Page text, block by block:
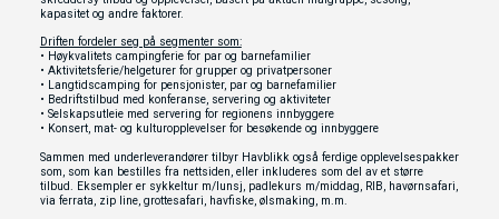
kapasitet og andre faktorer.
Driften fordeler seg på segmenter som:
• Høykvalitets campingferie for par og barnefamilier
• Aktivitetsferie/helgeturer for grupper og privatpersoner
• Langtidscamping for pensjonister, par og barnefamilier
• Bedriftstilbud med konferanse, servering og aktiviteter
• Selskapsutleie med servering for regionens innbyggere
• Konsert, mat- og kulturopplevelser for besøkende og innbyggere
Sammen med underleverandører tilbyr Havblikk også ferdige opplevelsespakker
som, som kan bestilles fra nettsiden, eller inkluderes som del av et større
tilbud. Eksempler er sykkeltur m/lunsj, padlekurs m/middag, RIB, havørnsafari,
via ferrata, zip line, grottesafari, havfiske, ølsmaking, m.m.